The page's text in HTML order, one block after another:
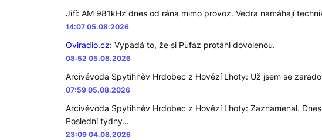
Jiří: AM 981kHz dnes od rána mimo provoz. Vedra namáhají
14:07 05.08.2026
Oviradio.cz: Vypadá to, že si Pufaz protáhl dovolenou.
08:52 05.08.2026
Arcivévoda Spytihněv Hrdobec z Hovězí Lhoty: Už jsem se
07:59 05.08.2026
Arcivévoda Spytihněv Hrdobec z Hovězí Lhoty: Zaznamenal.
Poslední týdny…
23:09 04.08.2026